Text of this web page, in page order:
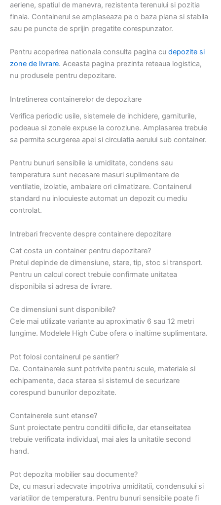
aeriene, spatiul de manevra, rezistenta terenului si pozitia
finala. Containerul se amplaseaza pe o baza plana si stabila
sau pe puncte de sprijin pregatite corespunzator.
Pentru acoperirea nationala consulta pagina cu depozite si
zone de livrare. Aceasta pagina prezinta reteaua logistica,
nu produsele pentru depozitare.
Intretinerea containerelor de depozitare
Verifica periodic usile, sistemele de inchidere, garniturile,
podeaua si zonele expuse la coroziune. Amplasarea trebuie
sa permita scurgerea apei si circulatia aerului sub container.
Pentru bunuri sensibile la umiditate, condens sau
temperatura sunt necesare masuri suplimentare de
ventilatie, izolatie, ambalare ori climatizare. Containerul
standard nu inlocuieste automat un depozit cu mediu
controlat.
Intrebari frecvente despre containere depozitare
Cat costa un container pentru depozitare?
Pretul depinde de dimensiune, stare, tip, stoc si transport.
Pentru un calcul corect trebuie confirmate unitatea
disponibila si adresa de livrare.
Ce dimensiuni sunt disponibile?
Cele mai utilizate variante au aproximativ 6 sau 12 metri
lungime. Modelele High Cube ofera o inaltime suplimentara.
Pot folosi containerul pe santier?
Da. Containerele sunt potrivite pentru scule, materiale si
echipamente, daca starea si sistemul de securizare
corespund bunurilor depozitate.
Containerele sunt etanse?
Sunt proiectate pentru conditii dificile, dar etanseitatea
trebuie verificata individual, mai ales la unitatile second
hand.
Pot depozita mobilier sau documente?
Da, cu masuri adecvate impotriva umiditatii, condensului si
variatiilor de temperatura. Pentru bunuri sensibile poate fi